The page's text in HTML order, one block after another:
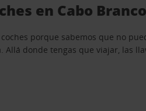
en Cabo
porque sabemos que no
Allá donde tengas que viajar, las